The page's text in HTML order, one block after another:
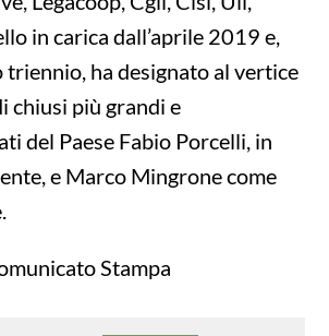
in carica dall’aprile 2019 e,
triennio, ha designato al vertice
chiusi più grandi e
del Paese Fabio Porcelli, in
e Marco Mingrone come
Stampa